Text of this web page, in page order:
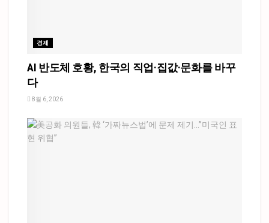
경제
AI 반도체 호황, 한국의 직업·집값·문화를 바꾸
다
8월 6, 2026